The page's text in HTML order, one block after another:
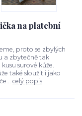
na platební
proto se zbylých
a zbytečně tak
surové kůže.
také sloužit i jako
celý popis